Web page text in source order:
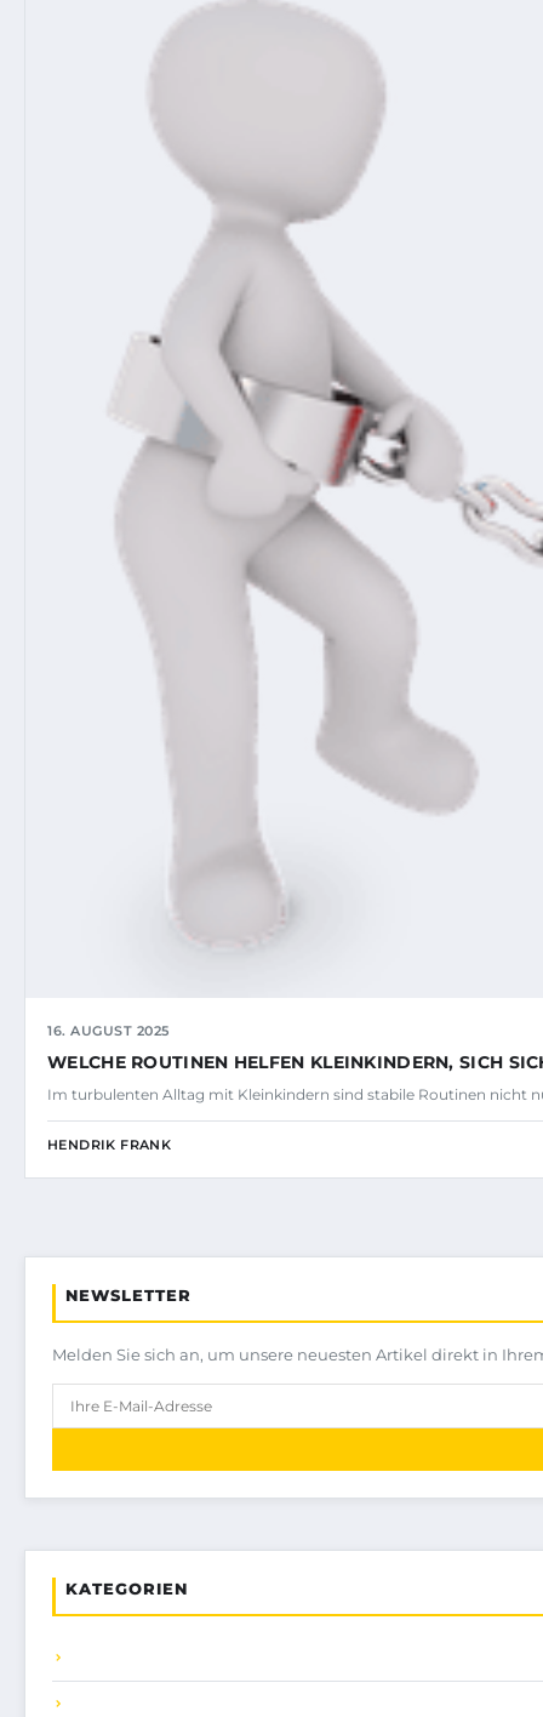
16. AUGUST 2025
WELCHE ROUTINEN HELFEN KLEINKINDERN, SICH
Im turbulenten Alltag mit Kleinkindern sind stabile Routinen nicht
HENDRIK FRANK
NEWSLETTER
Melden Sie sich an, um unsere neuesten Artikel direkt in
KATEGORIEN